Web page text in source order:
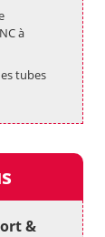
à
tubes
&